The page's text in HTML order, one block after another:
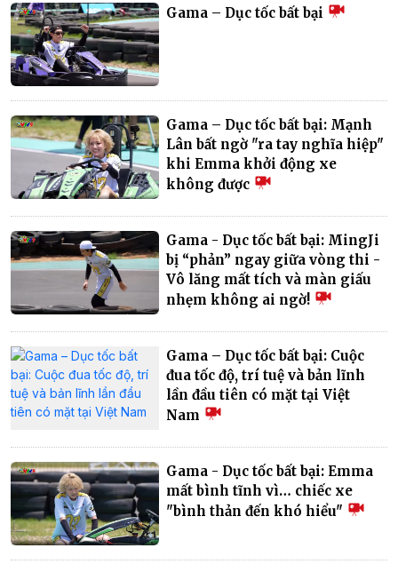
Gama – Dục tốc bất bại
Gama – Dục tốc bất bại: Mạnh
Lân bất ngờ "ra tay nghĩa hiệp"
khi Emma khởi động xe
không được
Gama - Dục tốc bất bại: MingJi
bị “phản” ngay giữa vòng thi -
Vô lăng mất tích và màn giấu
nhẹm không ai ngờ!
Gama – Dục tốc bất bại: Cuộc
đua tốc độ, trí tuệ và bản lĩnh
lần đầu tiên có mặt tại Việt
Nam
Gama - Dục tốc bất bại: Emma
mất bình tĩnh vì… chiếc xe
"bình thản đến khó hiểu"